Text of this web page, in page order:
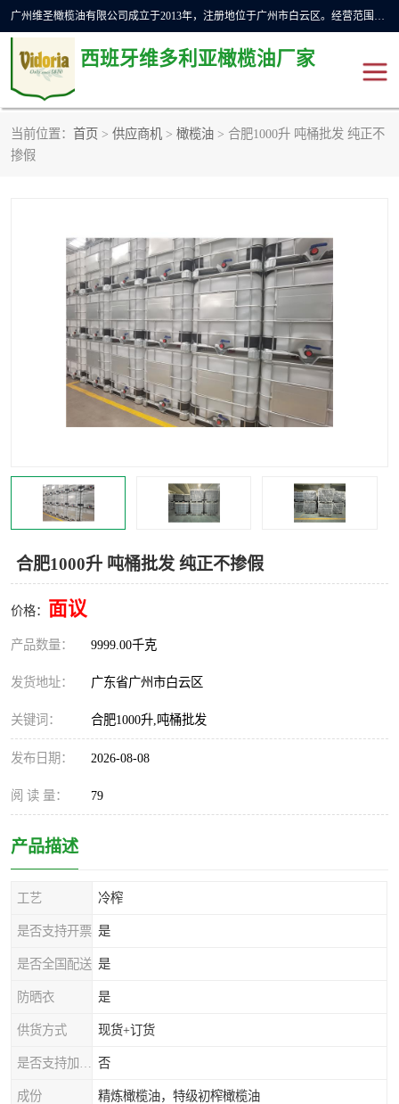
广州维圣橄榄油有限公司成立于2013年，注册地位于广州市白云区。经营范围包括饲料原料销售;畜牧渔业饲料销售;化妆品批发;贸易经纪;食品进出口等，主要产品有：橄榄果渣油，橄榄油，纯橄榄油等。
西班牙维多利亚橄榄油厂家
当前位置： 首页 > 供应商机 > 橄榄油 > 合肥1000升 吨桶批发 纯正不
掺假
合肥1000升 吨桶批发 纯正不掺假
价格： 面议
产品数量： 9999.00千克
发货地址： 广东省广州市白云区
关键词： 合肥1000升,吨桶批发
发布日期： 2026-08-08
阅 读 量： 79
产品描述
工艺 冷榨
是否支持开票 是
是否全国配送 是
防晒衣 是
供货方式 现货+订货
否
成份 精炼橄榄油，特级初榨橄榄油
橄榄油
橄榄果渣油 精炼橄榄油